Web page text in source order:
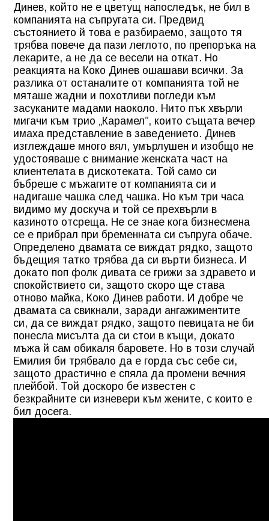
Динев, който не е цветущ напоследък, не бил в
компанията на съпругата си. Предвид
състоянието й това е разбираемо, защото тя
трябва повече да пази леглото, по препоръка на
лекарите, а не да се весели на откат. Но
реакцията на Коко Динев ошашави всички. За
разлика от останалите от компанията той не
мяташе жадни и похотливи погледи към
засуканите мадами наоколо. Нито пък хвърли
мигачи към трио „Карамел”, които същата вечер
имаха представление в заведението. Динев
изглеждаше много вял, умърлушен и изобщо не
удостояваше с внимание женската част на
клиентелата в дискотеката. Той само си
бъбреше с мъжагите от компанията си и
надигаше чашка след чашка. Но към три часа
видимо му доскуча и той се прехвърли в
казиното отсреща. Не се знае кога бизнесмена
се е прибрал при бременната си съпруга обаче.
Определено двамата се виждат рядко, защото
бъдещия татко трябва да си върти бизнеса. И
докато поп фолк дивата се грижи за здравето и
спокойствието си, защото скоро ще става
отново майка, Коко Динев работи. И добре че
двамата са свикнали, заради ангажиментите
си, да се виждат рядко, защото певицата не би
понесла мисълта да си стои в къщи, докато
мъжа й сам обикаля баровете. Но в този случай
Емилия би трябвало да е горда със себе си,
защото драстично е спяла да промени вечния
плейбой. Той доскоро бе известен с
безкрайните си изневери към жените, с които е
бил досега.